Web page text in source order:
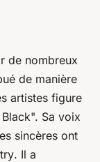
de nombreux
de manière
artistes figure
Sa voix
sincères ont
. Il a